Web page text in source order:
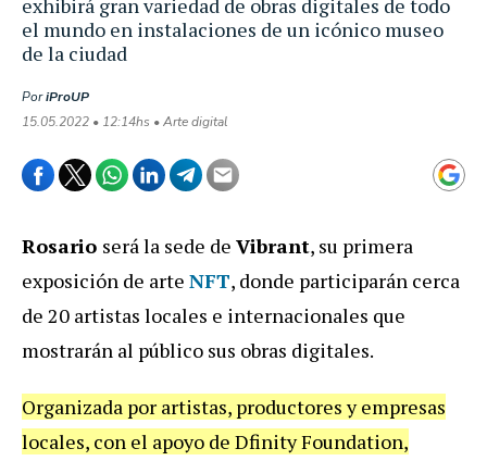
exhibirá gran variedad de obras digitales de todo
el mundo en instalaciones de un icónico museo
de la ciudad
PoriProUP
15.05.2022 • 12:14hs • Arte digital
Rosario será la sede de Vibrant, su primera
exposición de arte NFT, donde participarán cerca
de 20 artistas locales e internacionales que
mostrarán al público sus obras digitales.
Organizada por artistas, productores y empresas
locales, con el apoyo de Dfinity Foundation,